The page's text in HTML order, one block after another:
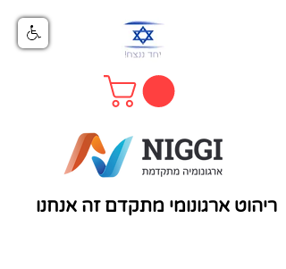
ריהוט ארגונומי מתקדם זה אנחנו